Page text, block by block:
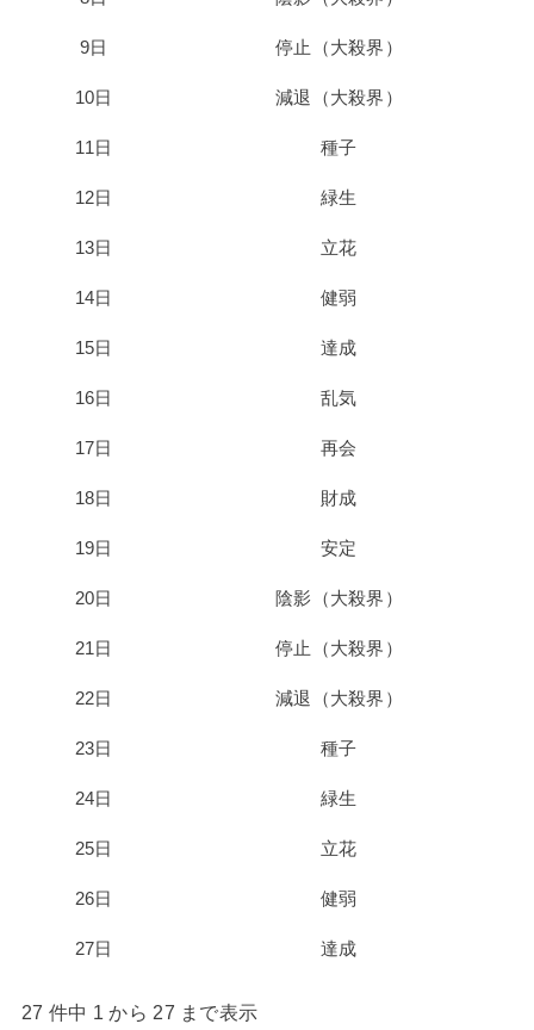
9日 停止（大殺界）
10日 減退（大殺界）
11日 種子
12日 緑生
13日 立花
14日 健弱
15日 達成
16日 乱気
17日 再会
18日 財成
19日 安定
20日 陰影（大殺界）
21日 停止（大殺界）
22日 減退（大殺界）
23日 種子
24日 緑生
25日 立花
26日 健弱
27日 達成
27 件中 1 から 27 まで表示